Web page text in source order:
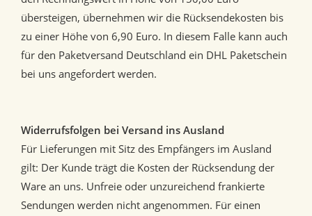
übersteigen, übernehmen wir die Rücksendekosten bis
zu einer Höhe von 6,90 Euro. In diesem Falle kann auch
für den Paketversand Deutschland ein DHL Paketschein
bei uns angefordert werden.
Widerrufsfolgen bei Versand ins Ausland
Für Lieferungen mit Sitz des Empfängers im Ausland
gilt: Der Kunde trägt die Kosten der Rücksendung der
Ware an uns. Unfreie oder unzureichend frankierte
Sendungen werden nicht angenommen. Für einen